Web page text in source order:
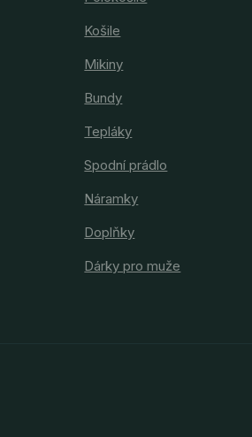
Košile
Mikiny
Bundy
Tepláky
Spodní prádlo
Náramky
Doplňky
Dárky pro muže